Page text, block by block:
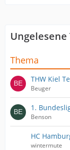
Ungelesene
Thema
THW Kiel
Beuger
1.
Benson
HC
wintermute